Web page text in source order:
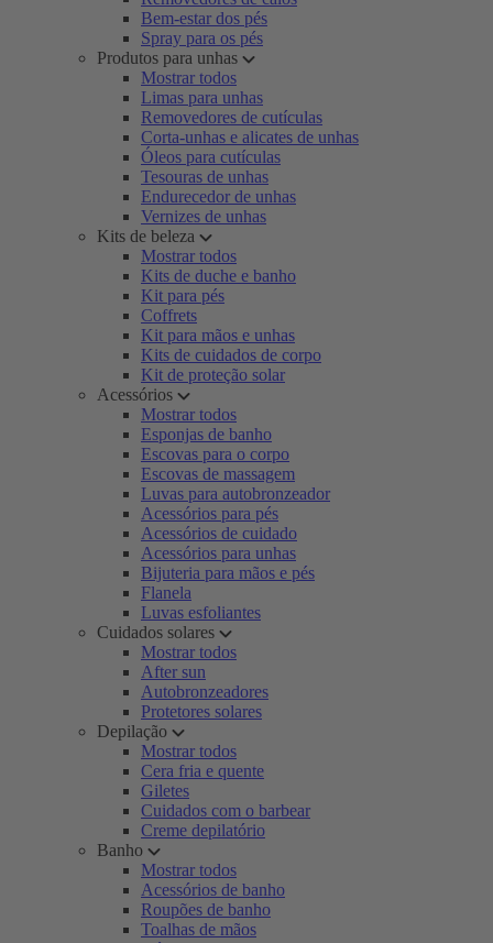
Bem-estar dos pés
Spray para os pés
Produtos para unhas
Mostrar todos
Limas para unhas
Removedores de cutículas
Corta-unhas e alicates de unhas
Óleos para cutículas
Tesouras de unhas
Endurecedor de unhas
Vernizes de unhas
Kits de beleza
Mostrar todos
Kits de duche e banho
Kit para pés
Coffrets
Kit para mãos e unhas
Kits de cuidados de corpo
Kit de proteção solar
Acessórios
Mostrar todos
Esponjas de banho
Escovas para o corpo
Escovas de massagem
Luvas para autobronzeador
Acessórios para pés
Acessórios de cuidado
Acessórios para unhas
Bijuteria para mãos e pés
Flanela
Luvas esfoliantes
Cuidados solares
Mostrar todos
After sun
Autobronzeadores
Protetores solares
Depilação
Mostrar todos
Cera fria e quente
Giletes
Cuidados com o barbear
Creme depilatório
Banho
Mostrar todos
Acessórios de banho
Roupões de banho
Toalhas de mãos